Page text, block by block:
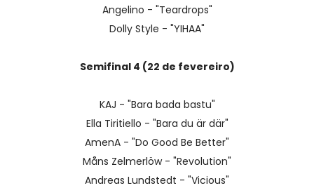
Angelino - "Teardrops"
Dolly Style - "YIHAA"
Semifinal 4 (22 de fevereiro)
KAJ - "Bara bada bastu"
Ella Tiritiello - "Bara du är där"
AmenA - "Do Good Be Better"
Måns Zelmerlöw - "Revolution"
Andreas Lundstedt - "Vicious"